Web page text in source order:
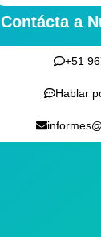
Contácta a
+51
Hablar